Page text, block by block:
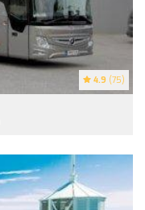
4.9 (75)